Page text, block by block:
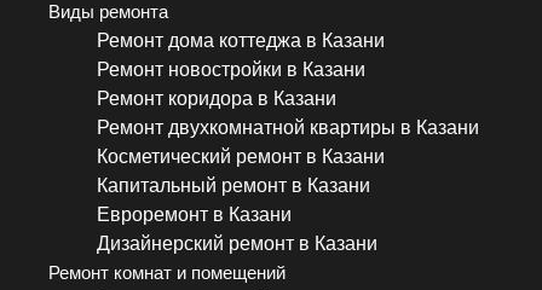
Виды ремонта
Ремонт дома коттеджа в Казани
Ремонт новостройки в Казани
Ремонт коридора в Казани
Ремонт двухкомнатной квартиры в Казани
Косметический ремонт в Казани
Капитальный ремонт в Казани
Евроремонт в Казани
Дизайнерский ремонт в Казани
Ремонт комнат и помещений